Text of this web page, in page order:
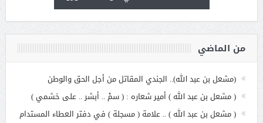
من الماضي
(مشعل بن عبد الله).. الجندي المقاتل من أجل الحق والوطن
( مشعل بن عبد الله ) أمير شعاره : ( سمْ .. أبشر .. على خشمي )
( مشعل بن عبد الله ) .. علامة ( مسجلة ) في دفتر العطاء المستدام